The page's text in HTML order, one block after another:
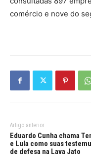
comércio e nove do
Artigo anterior
Eduardo Cunha chama
e Lula como suas
de defesa na Lava Jato